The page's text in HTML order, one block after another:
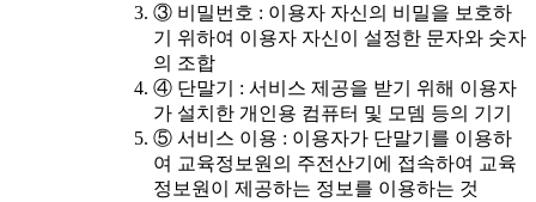
③ 비밀번호 : 이용자 자신의 비밀을 보호하
기 위하여 이용자 자신이 설정한 문자와 숫자
의 조합
④ 단말기 : 서비스 제공을 받기 위해 이용자
가 설치한 개인용 컴퓨터 및 모뎀 등의 기기
⑤ 서비스 이용 : 이용자가 단말기를 이용하
여 교육정보원의 주전산기에 접속하여 교육
정보원이 제공하는 정보를 이용하는 것